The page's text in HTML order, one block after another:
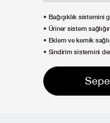
• Bağışıklık sistemini
• Üriner sistem
• Eklem ve kemik
• Sindirim sistemini